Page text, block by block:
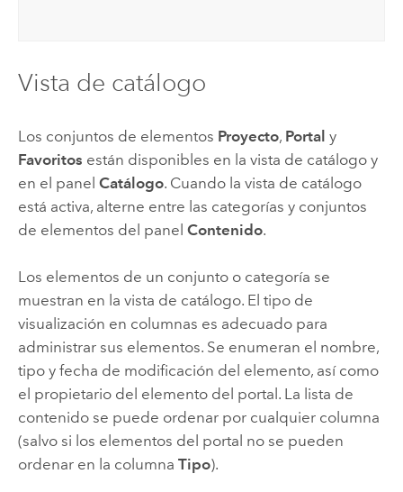
Vista de catálogo
Los conjuntos de elementos Proyecto, Portal y
Favoritos están disponibles en la vista de catálogo y
en el panel Catálogo. Cuando la vista de catálogo
está activa, alterne entre las categorías y conjuntos
de elementos del panel Contenido.
Los elementos de un conjunto o categoría se
muestran en la vista de catálogo. El tipo de
visualización en columnas es adecuado para
administrar sus elementos. Se enumeran el nombre,
tipo y fecha de modificación del elemento, así como
el propietario del elemento del portal. La lista de
contenido se puede ordenar por cualquier columna
(salvo si los elementos del portal no se pueden
ordenar en la columna Tipo).